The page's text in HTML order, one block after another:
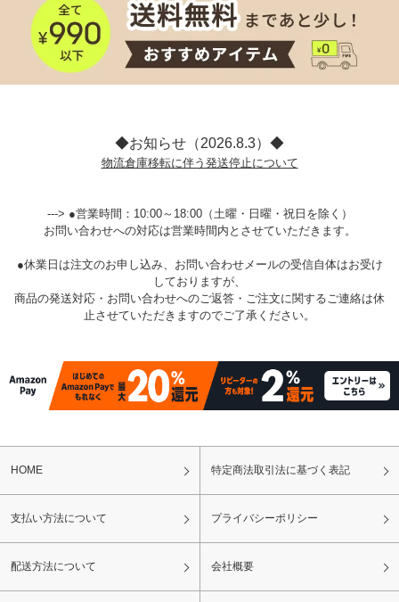
◆お知らせ（2026.8.3）◆
物流倉庫移転に伴う発送停止について
---> ●営業時間：10:00～18:00（土曜・日曜・祝日を除く）
お問い合わせへの対応は営業時間内とさせていただきます。
●休業日は注文のお申し込み、お問い合わせメールの受信自体はお受け
しておりますが、
商品の発送対応・お問い合わせへのご返答・ご注文に関するご連絡は休
止させていただきますのでご了承ください。
HOME 特定商法取引法に基づく表記
支払い方法について プライバシーポリシー
配送方法について 会社概要